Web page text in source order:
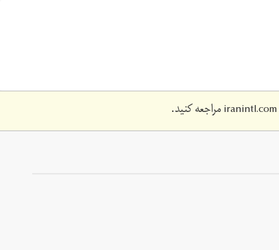
iranintl.comمراجعه کنید.